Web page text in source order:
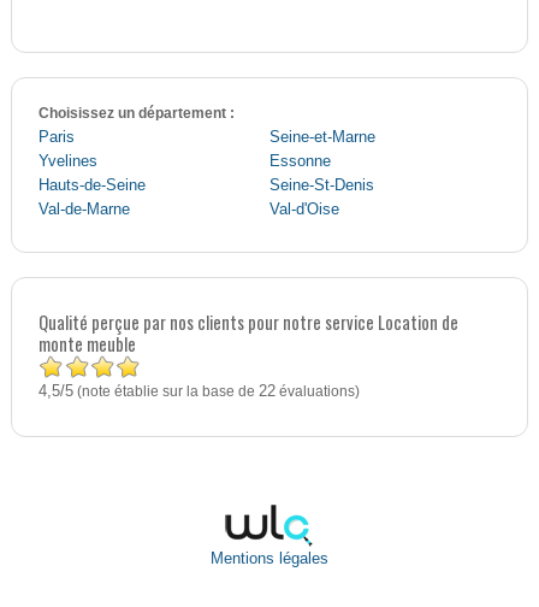
Choisissez un département :
Paris
Seine-et-Marne
Yvelines
Essonne
Hauts-de-Seine
Seine-St-Denis
Val-de-Marne
Val-d'Oise
Qualité perçue par nos clients pour notre service Location de
monte meuble
4,5/5(note établie sur la base de 22évaluations)
Mentions légales